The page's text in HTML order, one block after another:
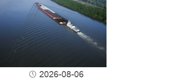
2026-08-06